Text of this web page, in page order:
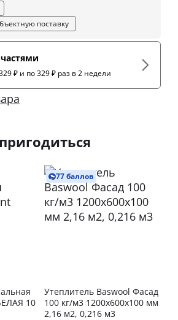
Скомплектовать объектную поставку
₽ и по 329 ₽ раз в 2 недели
10
77 баллов
Утеплитель Baswool Фасад
100 кг/м3 1200х600х100 мм
2,16 м2, 0,216 м3